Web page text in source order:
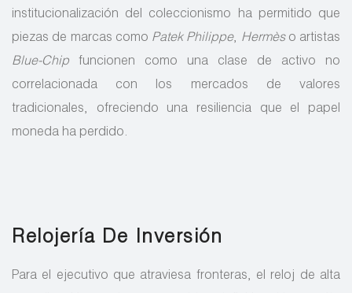
institucionalización del coleccionismo ha permitido que
piezas de marcas como Patek Philippe, Hermèso artistas
Blue-Chip funcionen como una clase de activo no
correlacionada con los mercados de valores
tradicionales, ofreciendo una resiliencia que el papel
moneda ha perdido.
Relojería De Inversión
Para el ejecutivo que atraviesa fronteras, el reloj de alta